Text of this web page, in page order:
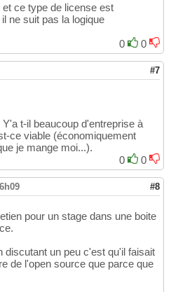
ce type de license est
ne suit pas la logique
0
0
#7
t-il beaucoup d'entreprise à
ce viable (économiquement
je mange moi...).
0
0
#8
pour un stage dans une boite
discutant un peu c'est qu'il faisait
de l'open source que parce que